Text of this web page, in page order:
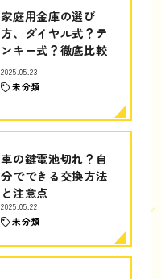
家庭用金庫の選び
方、ダイヤル式？テ
ンキー式？徹底比較
2025.05.23
未分類
車の鍵電池切れ？自
分でできる交換方法
と注意点
2025.05.22
未分類